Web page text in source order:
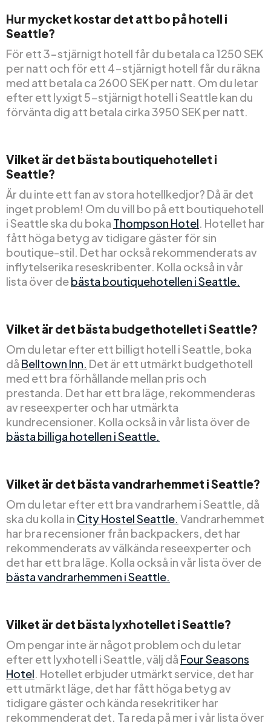
Hur mycket kostar det att bo på hotell i
Seattle?
För ett 3-stjärnigt hotell får du betala ca 1250 SEK
per natt och för ett 4-stjärnigt hotell får du räkna
med att betala ca 2600 SEK per natt. Om du letar
efter ett lyxigt 5-stjärnigt hotell i Seattle kan du
förvänta dig att betala cirka 3950 SEK per natt.
Vilket är det bästa boutiquehotellet i
Seattle?
Är du inte ett fan av stora hotellkedjor? Då är det
inget problem! Om du vill bo på ett boutiquehotell
i Seattle ska du boka Thompson Hotel. Hotellet har
fått höga betyg av tidigare gäster för sin
boutique-stil. Det har också rekommenderats av
inflytelserika reseskribenter. Kolla också in vår
lista över debästa boutiquehotellen i Seattle.
Vilket är det bästa budgethotellet i Seattle?
Om du letar efter ett billigt hotell i Seattle, boka
då Belltown Inn. Det är ett utmärkt budgethotell
med ett bra förhållande mellan pris och
prestanda. Det har ett bra läge, rekommenderas
av reseexperter och har utmärkta
kundrecensioner. Kolla också in vår lista över de
bästa billiga hotellen i Seattle.
Vilket är det bästa vandrarhemmet i Seattle?
Om du letar efter ett bra vandrarhem i Seattle, då
ska du kolla in City Hostel Seattle. Vandrarhemmet
har bra recensioner från backpackers, det har
rekommenderats av välkända reseexperter och
det har ett bra läge. Kolla också in vår lista över de
bästa vandrarhemmen i Seattle.
Vilket är det bästa lyxhotellet i Seattle?
Om pengar inte är något problem och du letar
efter ett lyxhotell i Seattle, välj då Four Seasons
Hotel. Hotellet erbjuder utmärkt service, det har
ett utmärkt läge, det har fått höga betyg av
tidigare gäster och kända resekritiker har
rekommenderat det. Ta reda på mer i vår lista över